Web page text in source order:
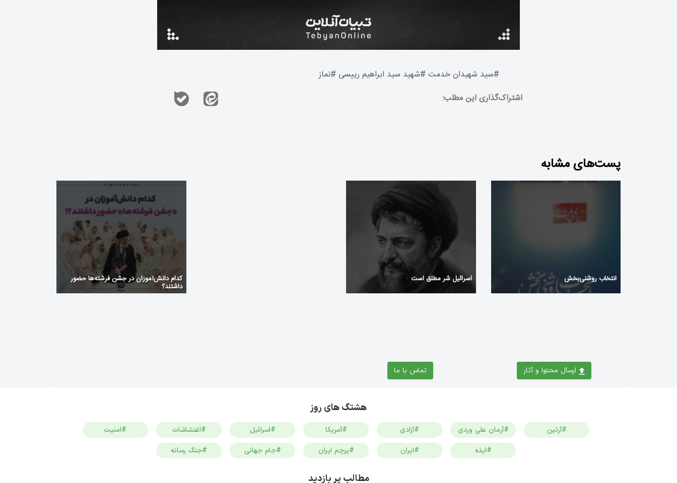
#سید شهیدان خدمت #شهید سید ابراهیم رییسی #نماز
اشتراک‌گذاری این مطلب:
پست‌های مشابه
انتخاب روشنی‌بخش اسرائیل شر مطلق است کدام دانش‌آموزان در جشن فرشته‌ها حضور
داشتند؟
ارسال محتوا و آثار تماس با ما
هشتگ های روز
#آرتین #آرمان علی وردی #آزادی #آمریکا #اسرائیل #اغتشاشات
#امنیت
#ایذه
#ایران #پرچم ایران #جام جهانی #جنگ رسانه
مطالب پر بازدید